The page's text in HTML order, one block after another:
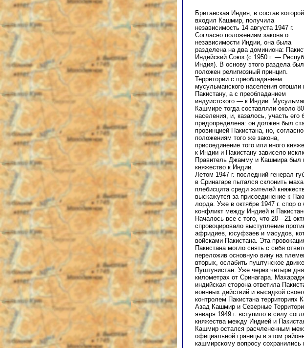
Британская Индия, в состав которой
входил Кашмир, получила
независимость 14 августа 1947 г.
Согласно положениям закона о
независимости Индии, она была
разделена на два доминиона:
Индийский Союз (с 1950 г. —
Индия). В основу этого раздела был
положен религиозный принцип.
Территории с преобладанием
мусульманского населения отошли
Пакистану, а с преобладанием
индуистского — к Индии.
Кашмире тогда составляли около
населения, и, казалось, участь его
предопределена: он должен был
провинцией Пакистана, но, согласно
положениям того же закона,
присоединение того или иного
к Индии и Пакистану зависело
Правитель Джамму и Кашмира был
княжество к Индии.
Летом 1947 г. последний генерал-
в Сринагаре пытался склонить
плебисцита среди жителей
выскажутся за присоединение к
лорда. Уже в октябре 1947 г. спор
конфликт между Индией и
Началось все с того, что 20—21
спровоцировало выступление
афридиев, юсуфзаев и масудов,
войсками Пакистана. Эта
Пакистана могло снять с себя
переложив основную вину на
вторых, ослабить пуштунское
Пуштунистан. Уже через четыре
километрах от Сринагара.
индийская сторона ответила
военных действий и высадкой
контролем Пакистана территориях
Азад Кашмир и Северные
января 1949 г. вступило в силу
княжества между Индией и
Кашмир остался расчлененным
официальной границы в этом
кашмирскому вопросу